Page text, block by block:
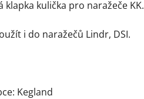
klapka kulička pro naražeče KK.
i do naražečů Lindr, DSI.
Kegland